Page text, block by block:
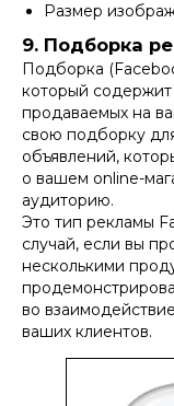
Размер
9. Подборка
Подборка
который
продаваемых на
свою подборку
объявлений,
о вашем online-
аудиторию.
Это тип рекламы
случай, если вы
несколькими
во
ваших клиентов.